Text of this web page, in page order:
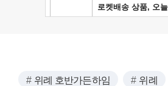
위례 호반가든하임 위례